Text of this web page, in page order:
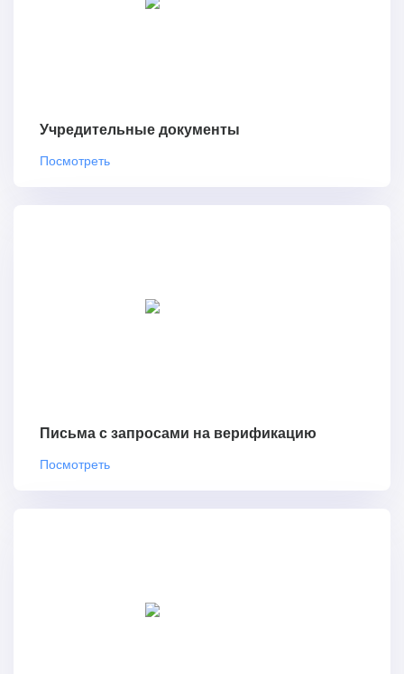
Учредительные документы
Посмотреть
Письма с запросами на верификацию
Посмотреть